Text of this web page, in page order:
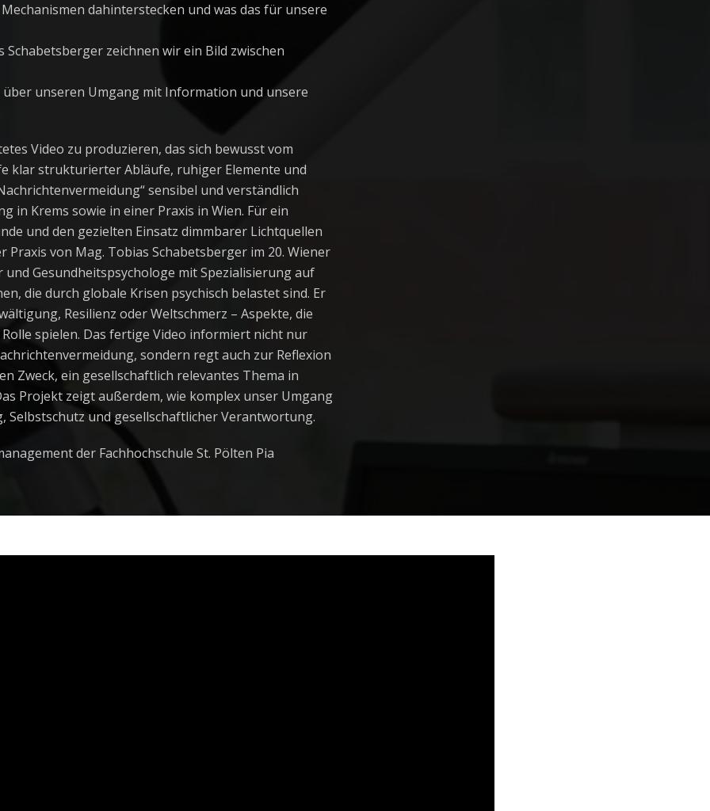
dahinterstecken und was das für unsere
zeichnen wir ein Bild zwischen
unseren Umgang mit Information und unsere
Video zu produzieren, das sich bewusst vom
klar strukturierter Abläufe, ruhiger Elemente und
sensibel und verständlich
in Krems sowie in einer Praxis in Wien. Für ein
und den gezielten Einsatz dimmbarer Lichtquellen
von Mag. Tobias Schabetsberger im 20. Wiener
Gesundheitspsychologe mit Spezialisierung auf
die durch globale Krisen psychisch belastet sind. Er
Resilienz oder Weltschmerz – Aspekte, die
spielen. Das fertige Video informiert nicht nur
sondern regt auch zur Reflexion
Zweck, ein gesellschaftlich relevantes Thema in
Projekt zeigt außerdem, wie komplex unser Umgang
und gesellschaftlicher Verantwortung.
der Fachhochschule St. Pölten Pia